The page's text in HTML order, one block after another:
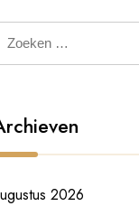
Zoeken
2026